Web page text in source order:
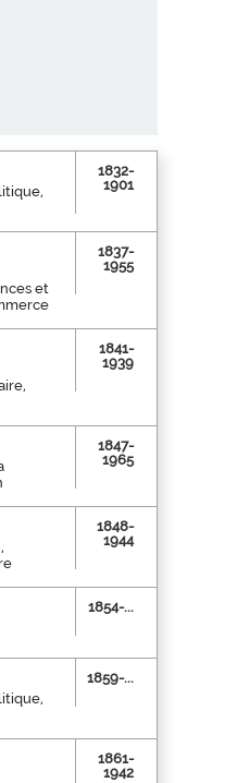
1832-
1901
et
1837-
1955
1841-
1939
1847-
1965
1848-
1944
1854-...
1859-...
1861-
1942